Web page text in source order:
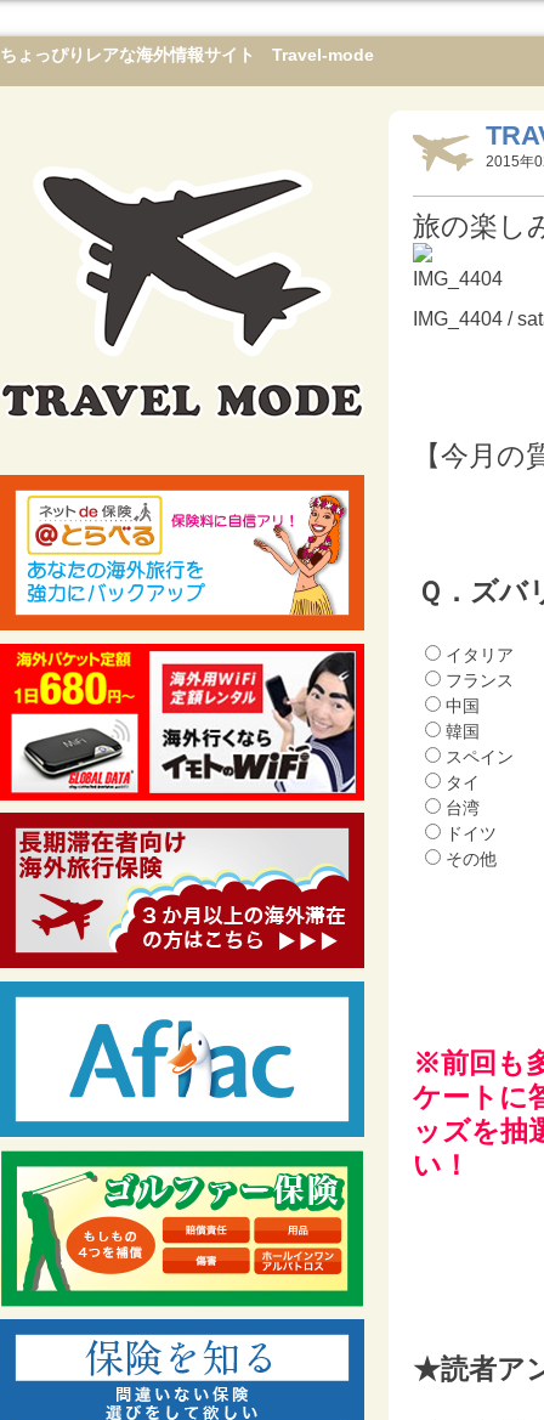
ちょっぴりレアな海外情報サイト Travel-mode
2015年
旅の楽し
IMG_4404 /
【今月の
Ｑ．ズバ
イタリア
フランス
中国
韓国
スペイン
タイ
台湾
ドイツ
その他
※前回も
ケートに
ッズを抽
い！
★読者ア